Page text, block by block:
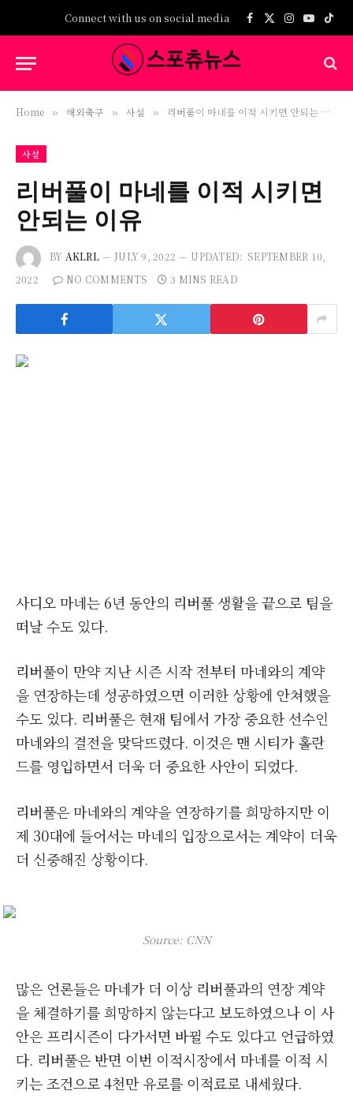
Connect with us on social media Facebook
X
Instagram
Home » 해외축구 » 사설 » 리버풀이 마네를 이적 시키면 안되는 이유
사설
리버풀이 마네를 이적 시키면
안되는 이유
BY AKLRL JULY 9, 2022 UPDATED: SEPTEMBER 10,
2022
NO COMMENTS 3 MINS READ
사디오 마네는 6년 동안의 리버풀 생활을 끝으로 팀을
떠날 수도 있다.
리버풀이 만약 지난 시즌 시작 전부터 마네와의 계약
을 연장하는데 성공하였으면 이러한 상황에 안쳐했을
수도 있다. 리버풀은 현재 팀에서 가장 중요한 선수인
마네와의 결전을 맞닥뜨렸다. 이것은 맨 시티가 홀란
드를 영입하면서 더욱 더 중요한 사안이 되었다.
리버풀은 마네와의 계약을 연장하기를 희망하지만 이
제 30대에 들어서는 마네의 입장으로서는 계약이 더욱
더 신중해진 상황이다.
Source: CNN
많은 언론들은 마네가 더 이상 리버풀과의 연장 계약
을 체결하기를 희망하지 않는다고 보도하였으나 이 사
안은 프리시즌이 다가서면 바뀔 수도 있다고 언급하였
다. 리버풀은 반면 이번 이적시장에서 마네를 이적 시
키는 조건으로 4천만 유로를 이적료로 내세웠다.